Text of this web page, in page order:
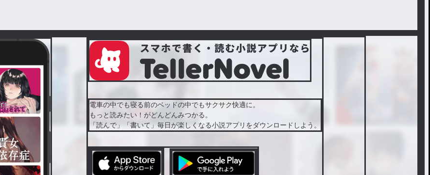
電車の中でも寝る前のベッドの中でもサクサク快適に。
もっと読みたい！がどんどんみつかる。
「読んで」「書いて」毎日が楽しくなる小説アプリをダウンロードしよう。